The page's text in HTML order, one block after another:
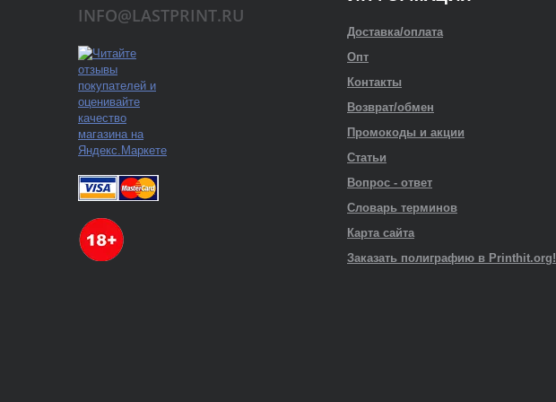
INFO@LASTPRINT.RU
Доставка/оплата
Опт
Контакты
Возврат/обмен
Промокоды и акции
Статьи
Вопрос - ответ
Словарь терминов
Карта сайта
Заказать полиграфию в Printhit.org!